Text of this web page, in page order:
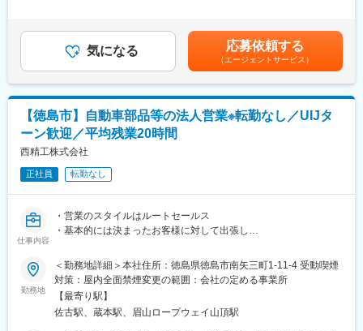
当社は、無振動で部品を整列供給する「回転円盤式部品整列供給
装置」で「ものづくり日本大賞 優秀賞」を受賞するなど、高い技
術力を持つ省力化機械メーカーです。自動車・食品・医薬品など
多くの業界と取引しており、景気に左右されにくい安定した事業
基盤があります。
変更の範囲：会社の定める業務
み立て、機械部品加工などの業務もお任せする可能性がありま
す。1台ごとに仕様が違う「オンリーワンの機械づくり」に関わり
ながら、エンジニアとして組立加工とキャリアの幅を広げられる
ター」受注生産による自動車関連部品の組立機や検査機、供給装
置等の部品を製作していただきます。
■入社後の流れ：ご入社後は、まず先輩社員のそばで作業の流れを
見ながら、工具や機械の安全な使い方、図面の見方など、基本か
ら丁寧にお教えします。未経験の方には簡単な作業や補助業務か
らお任せし、少しずつ工程を増やしていきます。
経験者の方には、スキルに応じて早い段階から1つのユニットや部
品を任せ、段取りの工夫などもお任せします。機械設計・電気設
境です。社外研修やセミナーなど、希望に応じて学べる場も用意
しています。
■組織体制：
気になる 応募依頼する
（エージェントサービス）
【徳島市】自動車部品等の法人営業※転勤なし／UIJタ
ーン歓迎／平均残業20時間
西精工株式会社
正社員 転勤なし
仕事内容
・営業のスタイルはルートセールス
・基本的には決まったお客様に対して出張し
活動を行う。5日以上/月
・新規顧客開拓として展示会の出展対応（大阪、東京）年2回程度
展示内容の検討から展示会場での来場者対応。
展示会後の来場者へのフォローアップ（電話、メール、面談で
の打合せ等）を行う
勤務地
＜勤務地詳細＞本社住所：徳島県徳島市南矢三町1-11-4 受動喫煙
対策：屋内全面禁煙変更の範囲：会社の定める事業所
【最寄り駅】
佐古駅、蔵本駅、眉山ロープウェイ山頂駅